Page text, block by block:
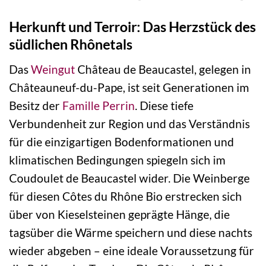
Herkunft und Terroir: Das Herzstück des
südlichen Rhônetals
DasWeingutChâteau de Beaucastel, gelegen in
Châteauneuf-du-Pape, ist seit Generationen im
Besitz der Famille Perrin . Diese tiefe
Verbundenheit zur Region und das Verständnis
für die einzigartigen Bodenformationen und
klimatischen Bedingungen spiegeln sich im
Coudoulet de Beaucastel wider. Die Weinberge
für diesen Côtes du Rhône Bio erstrecken sich
über von Kieselsteinen geprägte Hänge, die
tagsüber die Wärme speichern und diese nachts
wieder abgeben – eine ideale Voraussetzung für